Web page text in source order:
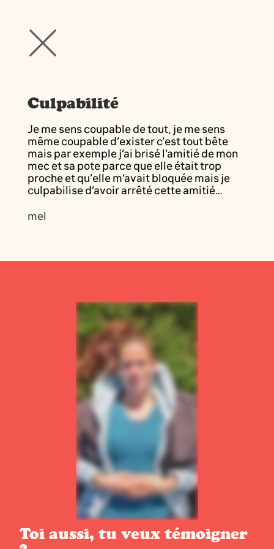
Culpabilité
Je me sens coupable de tout, je me sens
même coupable d’exister c’est tout bête
mais par exemple j’ai brisé l’amitié de mon
mec et sa pote parce que elle était trop
proche et qu’elle m’avait bloquée mais je
culpabilise d’avoir arrêté cette amitié…
mel
Toi aussi, tu veux témoigner